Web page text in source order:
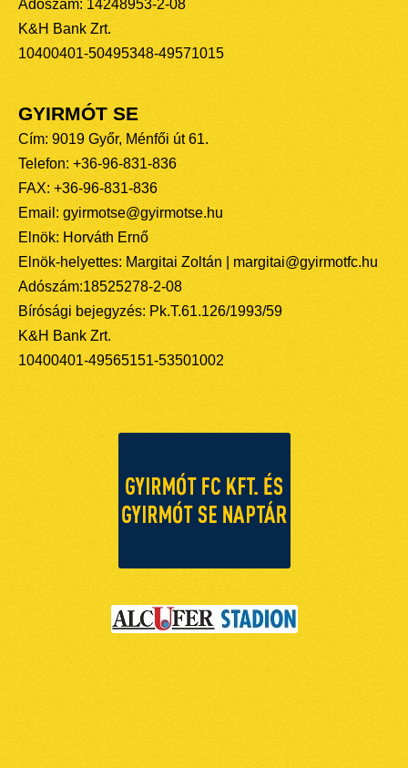
Adószám: 14248953-2-08
K&H Bank Zrt.
10400401-50495348-49571015
GYIRMÓT SE
Cím: 9019 Győr, Ménfői út 61.
Telefon: +36-96-831-836
FAX: +36-96-831-836
Email: gyirmotse@gyirmotse.hu
Elnök: Horváth Ernő
Elnök-helyettes: Margitai Zoltán | margitai@gyirmotfc.hu
Adószám:18525278-2-08
Bírósági bejegyzés: Pk.T.61.126/1993/59
K&H Bank Zrt.
10400401-49565151-53501002